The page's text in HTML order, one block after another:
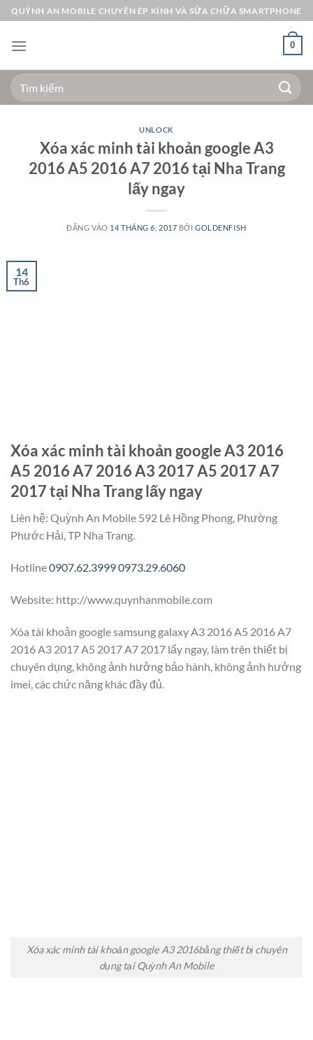
Bỏ
qua
nội
QUỲNH AN MOBILE CHUYÊN ÉP KÍNH VÀ SỬA CHỮA SMARTPHONE
0
Tìm
kiếm:
UNLOCK
Xóa xác minh tài khoản google A3
2016 A5 2016 A7 2016 tại Nha Trang
lấy ngay
ĐĂNG VÀO 14 THÁNG 6, 2017 BỞIGOLDENFISH
14
Th6
Xóa xác minh tài khoản google A3 2016
A5 2016 A7 2016 A3 2017 A5 2017 A7
2017 tại Nha Trang lấy ngay
Liên hệ: Quỳnh An Mobile 592 Lê Hồng Phong, Phường
Phước Hải, TP Nha Trang.
Hotline0907.62.39990973.29.6060
Website: http://www.quynhanmobile.com
Xóa tài khoản google samsung galaxy A3 2016 A5 2016 A7
2016 A3 2017 A5 2017 A7 2017 lấy ngay, làm trên thiết bị
chuyên dụng, không ảnh hưởng bảo hành, không ảnh hưởng
imei, các chức năng khác đầy đủ.
Xóa xác minh tài khoản google A3 2016bằng thiết bị chuyên
dụng tại Quỳnh An Mobile